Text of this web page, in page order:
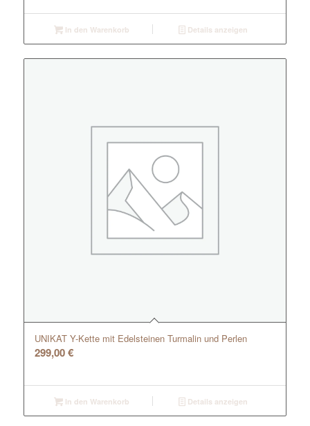
In den Warenkorb Details anzeigen
UNIKAT Y-Kette mit Edelsteinen Turmalin und Perlen
299,00€
In den Warenkorb Details anzeigen